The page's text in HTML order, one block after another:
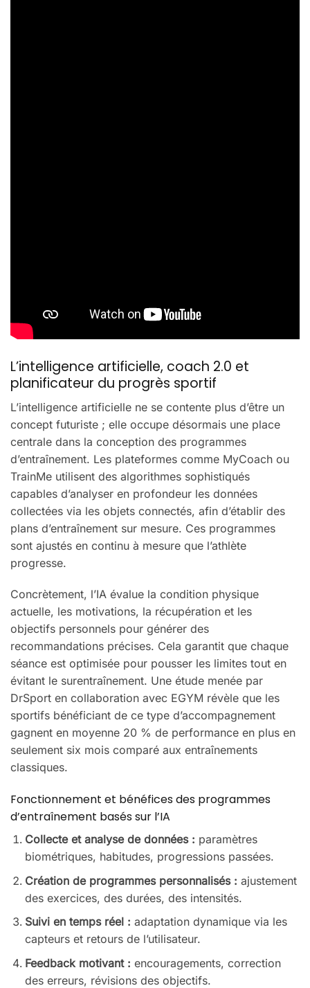
L’intelligence artificielle, coach 2.0 et
planificateur du progrès sportif
L’intelligence artificielle ne se contente plus d’être un
concept futuriste ; elle occupe désormais une place
centrale dans la conception des programmes
d’entraînement. Les plateformes comme MyCoach ou
TrainMe utilisent des algorithmes sophistiqués
capables d’analyser en profondeur les données
collectées via les objets connectés, afin d’établir des
plans d’entraînement sur mesure. Ces programmes
sont ajustés en continu à mesure que l’athlète
progresse.
Concrètement, l’IA évalue la condition physique
actuelle, les motivations, la récupération et les
objectifs personnels pour générer des
recommandations précises. Cela garantit que chaque
séance est optimisée pour pousser les limites tout en
évitant le surentraînement. Une étude menée par
DrSport en collaboration avec EGYM révèle que les
sportifs bénéficiant de ce type d’accompagnement
gagnent en moyenne 20 % de performance en plus en
seulement six mois comparé aux entraînements
classiques.
Fonctionnement et bénéfices des programmes
d’entraînement basés sur l’IA
Collecte et analyse de données : paramètres
biométriques, habitudes, progressions passées.
Création de programmes personnalisés : ajustement
des exercices, des durées, des intensités.
Suivi en temps réel : adaptation dynamique via les
capteurs et retours de l’utilisateur.
Feedback motivant : encouragements, correction
des erreurs, révisions des objectifs.